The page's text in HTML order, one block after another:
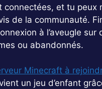
connectées, et tu peux
de la communauté.
à l’aveugle sur
ou abandonnés.
Minecraft à
un jeu d’enfant